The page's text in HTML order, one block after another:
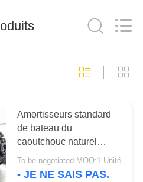
marin
Amortisseurs standard
de bateau du
caoutchouc naturel
d'OIN 17357 avec la
flottabilité élevée
To be negotiated MOQ:1 Unité
- JE NE SAIS PAS.